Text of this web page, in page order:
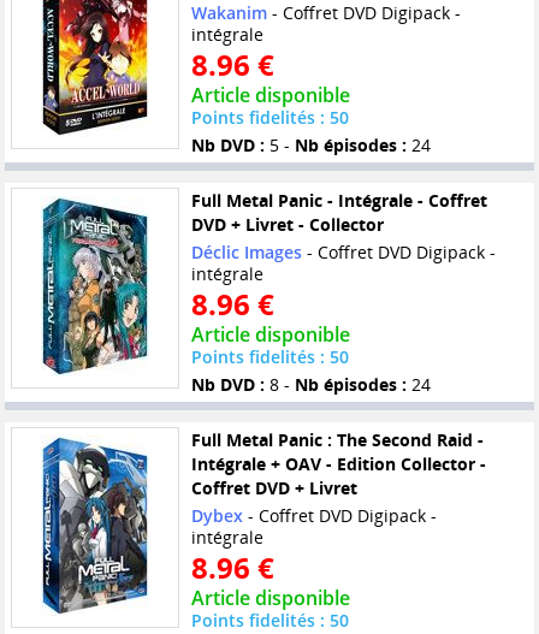
Wakanim- Coffret DVD Digipack -
intégrale
8.96 €
Article disponible
Points fidelités : 50
Nb DVD : 5 - Nb épisodes : 24
Full Metal Panic - Intégrale - Coffret
DVD + Livret - Collector
Déclic Images- Coffret DVD Digipack -
intégrale
8.96 €
Article disponible
Points fidelités : 50
Nb DVD : 8 - Nb épisodes : 24
Full Metal Panic : The Second Raid -
Intégrale + OAV - Edition Collector -
Coffret DVD + Livret
Dybex- Coffret DVD Digipack -
intégrale
8.96 €
Article disponible
Points fidelités : 50